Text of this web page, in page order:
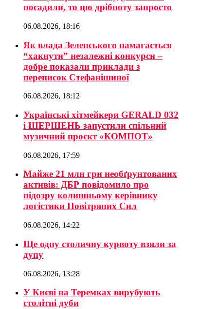
посадили, то цю дрібноту запросто
06.08.2026, 18:16
Як влада Зеленського намагається
“хакнути” незалежні конкурси –
добре показали приклади з
переписок Стефанішиної
06.08.2026, 18:12
Українські хітмейкери GERALD 032
і ШЕРШЕНЬ запустили спільний
музичний проєкт «КОМПОТ»
06.08.2026, 17:59
Майже 21 млн грн необґрунтованих
активів: ДБР повідомило про
підозру колишньому керівнику
логістики Повітряних Сил
06.08.2026, 14:22
Ще одну столичну курвоту взяли за
дупу
06.08.2026, 13:28
У Києві на Теремках вирубують
столітні дуби